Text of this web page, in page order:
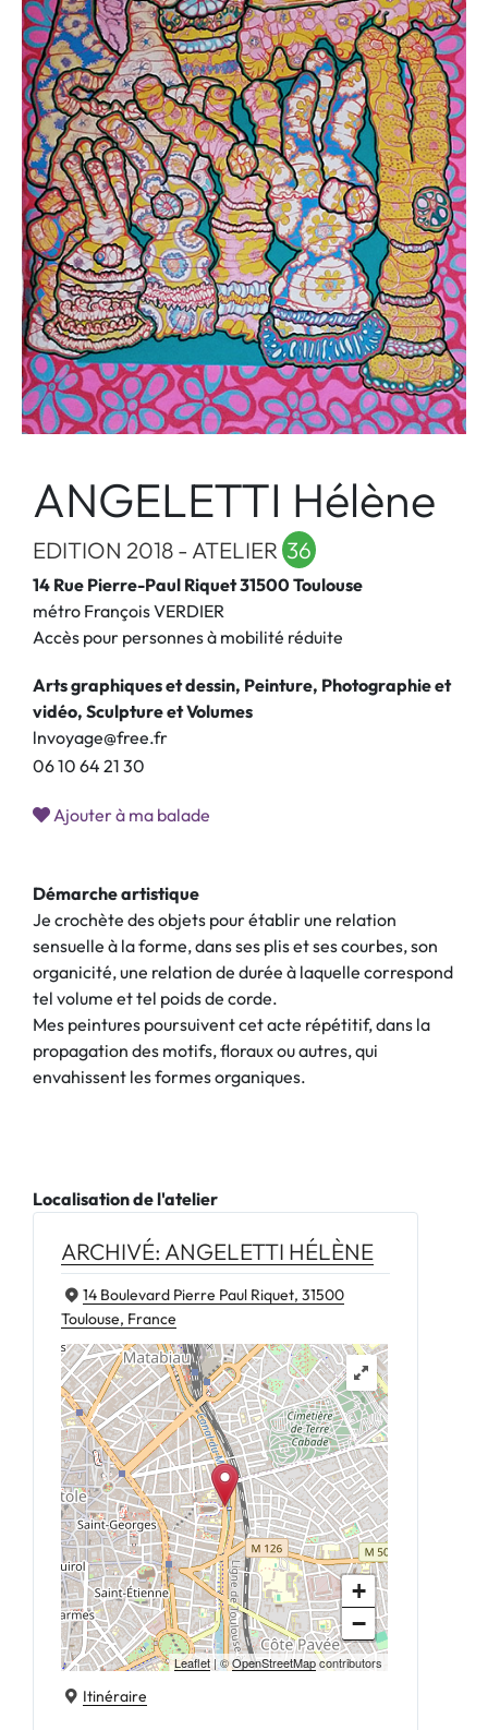
ANGELETTI Hélène
EDITION 2018 - ATELIER 36
14 Rue Pierre-Paul Riquet 31500 Toulouse
métro François VERDIER
Accès pour personnes à mobilité réduite
Arts graphiques et dessin, Peinture, Photographie et
vidéo, Sculpture et Volumes
lnvoyage@free.fr
0610 64 21 30
Ajouter à ma balade
Démarche artistique
Je crochète des objets pour établir une relation
sensuelle à la forme, dans ses plis et ses courbes, son
organicité, une relation de durée à laquelle correspond
tel volume et tel poids de corde.
Mes peintures poursuivent cet acte répétitif, dans la
propagation des motifs, floraux ou autres, qui
envahissent les formes organiques.
Localisation de l'atelier
ARCHIVÉ: ANGELETTI HÉLÈNE
14 Boulevard Pierre Paul Riquet, 31500
Toulouse, France
+
−
Leaflet | ©OpenStreetMapcontributors
Itinéraire